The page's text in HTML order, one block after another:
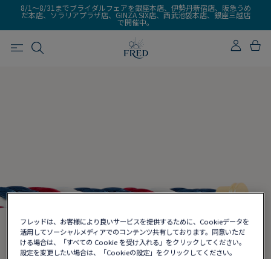
8/1～8/31までブライダルフェアを銀座本店、伊勢丹新宿店、阪急うめ
だ本店、ソラリアプラザ店、GINZA SIX店、西武池袋本店、銀座三越店
で開催中。
フレッドは、お客様により良いサービスを提供するために、Cookieデータを
活用してソーシャルメディアでのコンテンツ共有しております。同意いただ
ける場合は、「すべての Cookie を受け入れる」をクリックしてください。
設定を変更したい場合は、「Cookieの設定」をクリックしてください。